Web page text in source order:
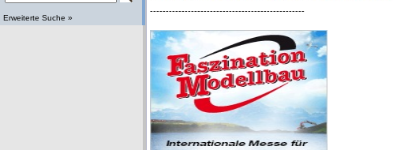
Erweiterte Suche »
-------------------------------------------------